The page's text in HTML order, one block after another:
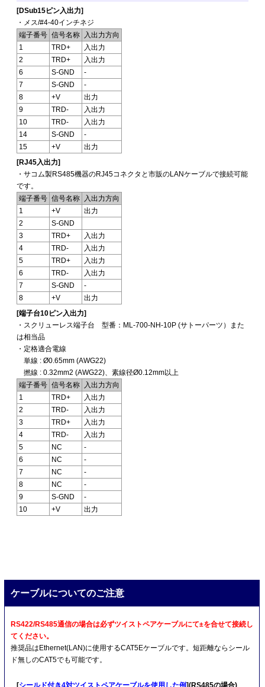
[DSub15ピン入出力]
・メス/#4-40インチネジ
端子番号 信号名称
入出力方向
1
TRD+
入出力
2
TRD+
入出力
6
S-GND
-
7
S-GND
-
8
+V
出力
9
TRD-
入出力
10
TRD-
入出力
14
S-GND
-
15
+V
出力
[RJ45入出力]
・サコム製RS485機器のRJ45コネクタと市販のLANケーブルで接続可能
です。
端子番号 信号名称
入出力方向
1
+V
出力
2
S-GND
3
TRD+
入出力
4
TRD-
入出力
5
TRD+
入出力
6
TRD-
入出力
7
S-GND
-
8
+V
出力
[端子台10ピン入出力]
・スクリューレス端子台 型番：ML-700-NH-10P (サトーパーツ）また
は相当品
・定格適合電線
単線 : Ø0.65mm (AWG22)
撚線 : 0.32mm2 (AWG22)、素線径Ø0.12mm以上
端子番号 信号名称
入出力方向
1
TRD+
入出力
2
TRD-
入出力
3
TRD+
入出力
4
TRD-
入出力
5
NC
-
6
NC
-
7
NC
-
8
NC
-
9
S-GND
-
10
+V 出力
ケーブルについてのご注意
RS422/RS485通信の場合は必ずツイストペアケーブルにて±を合せて接続し
てください。
推奨品はEthernet(LAN)に使用するCAT5Eケーブルです。短距離ならシール
ド無しのCAT5でも可能です。
[シールド付き4対ツイストペアケーブルを使用した例](RS485の場合)